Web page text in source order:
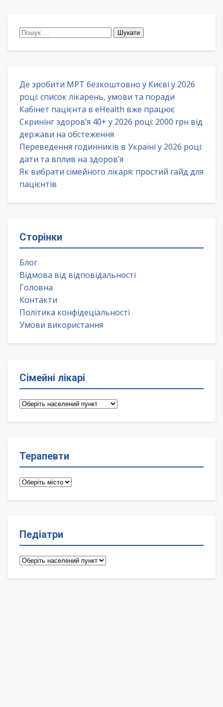
Пошук:
Де зробити МРТ безкоштовно у Києві у 2026
році: список лікарень, умови та поради
Кабінет пацієнта в eHealth вже працює
Скринінг здоров’я 40+ у 2026 році: 2000 грн від
держави на обстеження
Переведення годинників в Україні у 2026 році:
дати та вплив на здоров’я
Як вибрати сімейного лікаря: простий гайд для
пацієнтів
Сторінки
Блог
Відмова від відповідальності
Головна
Контакти
Політика конфідеціальності
Умови використання
Сімейні лікарі
Сімейні
Терапевти
Терапевти
Педіатри
Педіатри